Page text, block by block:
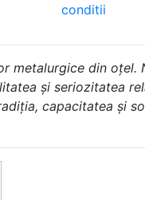
conditii
metalurgice din
și seriozitatea
capacitatea și